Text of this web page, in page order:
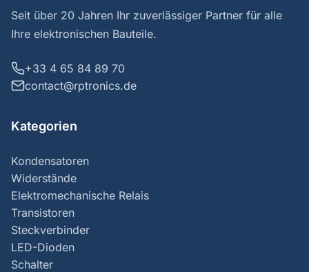
Seit über 20 Jahren Ihr zuverlässiger Partner für alle
Ihre elektronischen Bauteile.
+33 4 65 84 89 70
contact@rptronics.de
Kategorien
Kondensatoren
Widerstände
Elektromechanische Relais
Transistoren
Steckverbinder
LED-Dioden
Schalter